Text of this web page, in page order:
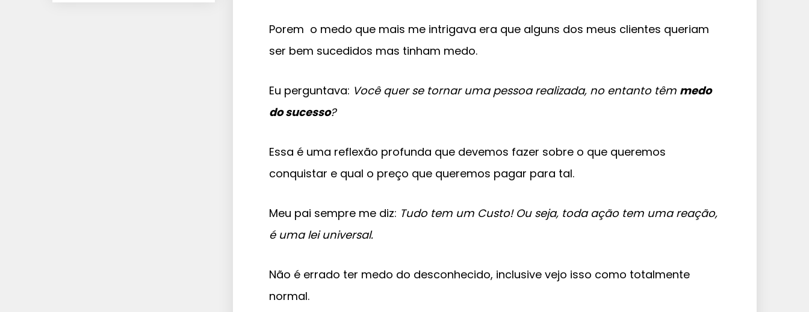
Porem o medo que mais me intrigava era que alguns dos meus clientes queriam
ser bem sucedidos mas tinham medo.
Eu perguntava: Você quer se tornar uma pessoa realizada, no entanto têm medo
do sucesso?
Essa é uma reflexão profunda que devemos fazer sobre o que queremos
conquistar e qual o preço que queremos pagar para tal.
Meu pai sempre me diz: Tudo tem um Custo! Ou seja, toda ação tem uma reação,
é uma lei universal.
Não é errado ter medo do desconhecido, inclusive vejo isso como totalmente
normal.